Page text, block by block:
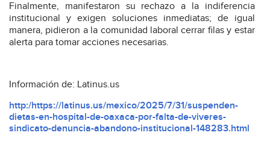
Finalmente, manifestaron su rechazo a la indiferencia
institucional y exigen soluciones inmediatas; de igual
manera, pidieron a la comunidad laboral cerrar filas y estar
alerta para tomar acciones necesarias.
Información de: Latinus.us
http:/https://latinus.us/mexico/2025/7/31/suspenden-
dietas-en-hospital-de-oaxaca-por-falta-de-viveres-
sindicato-denuncia-abandono-institucional-148283.html